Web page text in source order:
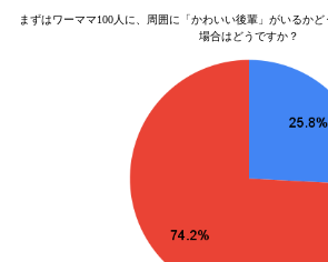
まずはワーママ100人に、周囲に「かわいい後輩」がいるか
場合はどうですか？